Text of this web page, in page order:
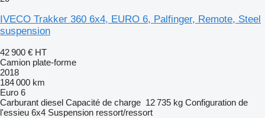
IVECO Trakker 360 6x4, EURO 6, Palfinger, Remote, Steel
suspension
42 900 € HT
Camion plate-forme
2018
184 000 km
Euro 6
Carburant diesel Capacité de charge 12 735 kg Configuration de
l'essieu 6x4 Suspension ressort/ressort